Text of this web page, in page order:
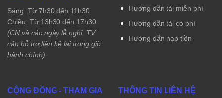
Sáng: Từ 7h30 đến 11h30
Chiều: Từ 13h30 đến 17h30
(CN và các ngày lễ nghỉ, TV
cần hỗ trợ liên hệ lại trong giờ
hành chính)
Hướng dẫn tải miễn phí
Hướng dẫn tải có phí
Hướng dẫn nạp tiền
CỘNG ĐỒNG - THAM GIA
THÔNG TIN LIÊN HỆ